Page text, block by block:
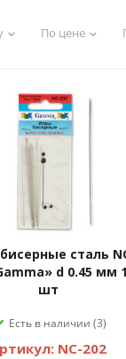
По цене
сталь
d 0.45 мм
шт
Есть в наличии (3)
NC-202